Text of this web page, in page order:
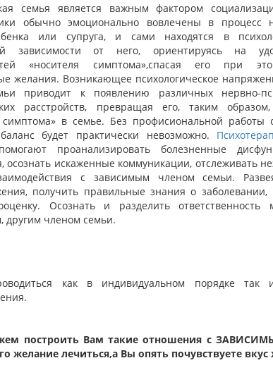
семья является важным фактором
обычно эмоционально вовлечены в процесс
или супруга, и сами находятся в
зависимости от него, ориентируясь на
«носителя симптома»,спасая его при
желания. Возникающее психологическое
приводит к появлению различных нервно-
расстройств, превращая его, таким
симптома» в семье. Без профисиональной работы
будет практически невозможно.
проанализировать болезненные
осознать искаженные коммуникации, отслеживать
с зависимым членом семьи.
получить правильные знания о заболевании,
Осознать и разделить ответственность
другим членом семьи.
как в индивидуальном порядке так
построить Вам такие отношения с
желание лечиться,а Вы опять почувствуете